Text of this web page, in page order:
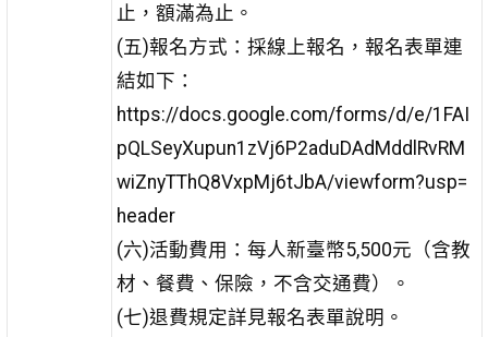
止，額滿為止。
(五)報名方式：採線上報名，報名表單連
結如下：
https://docs.google.com/forms/d/e/1FAI
pQLSeyXupun1zVj6P2aduDAdMddlRvRM
wiZnyTThQ8VxpMj6tJbA/viewform?usp=
header
(六)活動費用：每人新臺幣5,500元（含教
材、餐費、保險，不含交通費）。
(七)退費規定詳見報名表單說明。